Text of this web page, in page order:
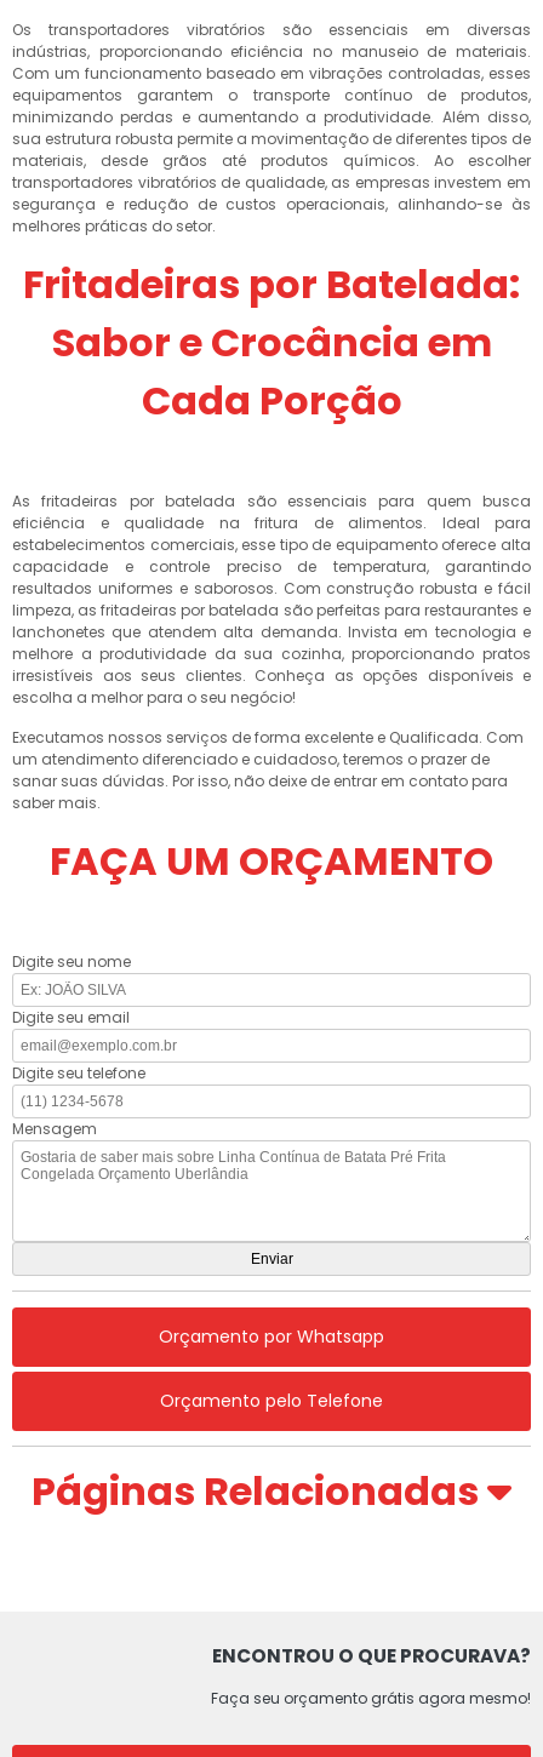
Os transportadores vibratórios são essenciais em diversas
indústrias, proporcionando eficiência no manuseio de materiais.
Com um funcionamento baseado em vibrações controladas, esses
equipamentos garantem o transporte contínuo de produtos,
minimizando perdas e aumentando a produtividade. Além disso,
sua estrutura robusta permite a movimentação de diferentes tipos de
materiais, desde grãos até produtos químicos. Ao escolher
transportadores vibratórios de qualidade, as empresas investem em
segurança e redução de custos operacionais, alinhando-se às
melhores práticas do setor.
Fritadeiras por Batelada:
Sabor e Crocância em
Cada Porção
As fritadeiras por batelada são essenciais para quem busca
eficiência e qualidade na fritura de alimentos. Ideal para
estabelecimentos comerciais, esse tipo de equipamento oferece alta
capacidade e controle preciso de temperatura, garantindo
resultados uniformes e saborosos. Com construção robusta e fácil
limpeza, as fritadeiras por batelada são perfeitas para restaurantes e
lanchonetes que atendem alta demanda. Invista em tecnologia e
melhore a produtividade da sua cozinha, proporcionando pratos
irresistíveis aos seus clientes. Conheça as opções disponíveis e
escolha a melhor para o seu negócio!
Executamos nossos serviços de forma excelente e Qualificada. Com
um atendimento diferenciado e cuidadoso, teremos o prazer de
sanar suas dúvidas. Por isso, não deixe de entrar em contato para
saber mais.
FAÇA UM ORÇAMENTO
Digite seu nome
Digite seu email
Digite seu telefone
Mensagem
Orçamento por Whatsapp
Orçamento pelo Telefone
Páginas Relacionadas
ENCONTROU O QUE PROCURAVA?
Faça seu orçamento grátis agora mesmo!